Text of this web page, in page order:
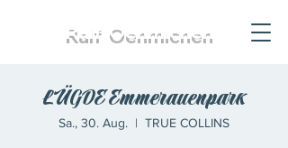
Ralf Oehmichen
LÜGDE Emmerauenpark
Sa., 30. Aug.
  |
TRUE COLLINS